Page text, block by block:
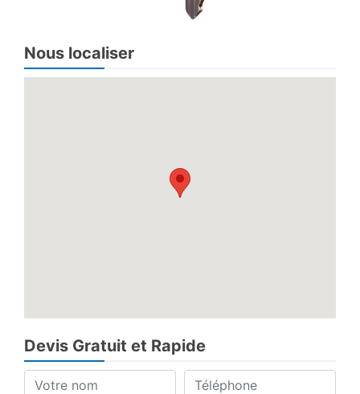
Nous localiser
Devis Gratuit et Rapide